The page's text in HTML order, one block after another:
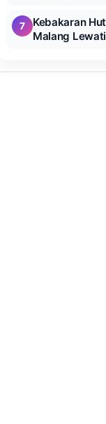
7
Kebakaran
Malang